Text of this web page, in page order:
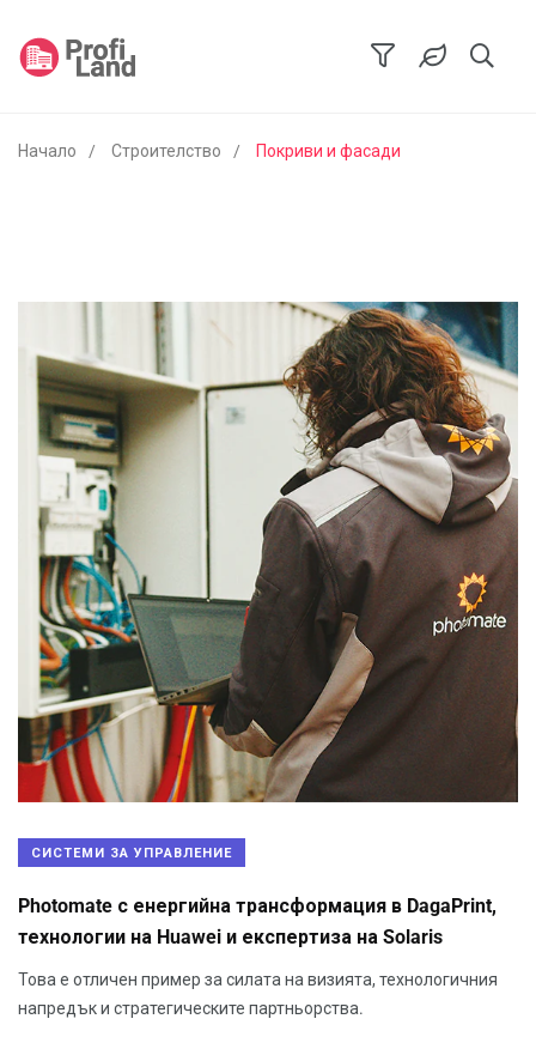
Начало Строителство Покриви и фасади
СИСТЕМИ ЗА УПРАВЛЕНИЕ
Photomate с енергийна трансформация в DagaPrint,
технологии на Huawei и експертиза на Solaris
Това е отличен пример за силата на визията, технологичния
напредък и стратегическите партньорства.